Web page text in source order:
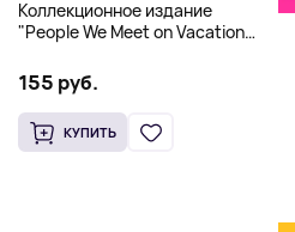
Коллекционное издание
"People We Meet on Vacation"
Hardcover
155 руб.
КУПИТЬ